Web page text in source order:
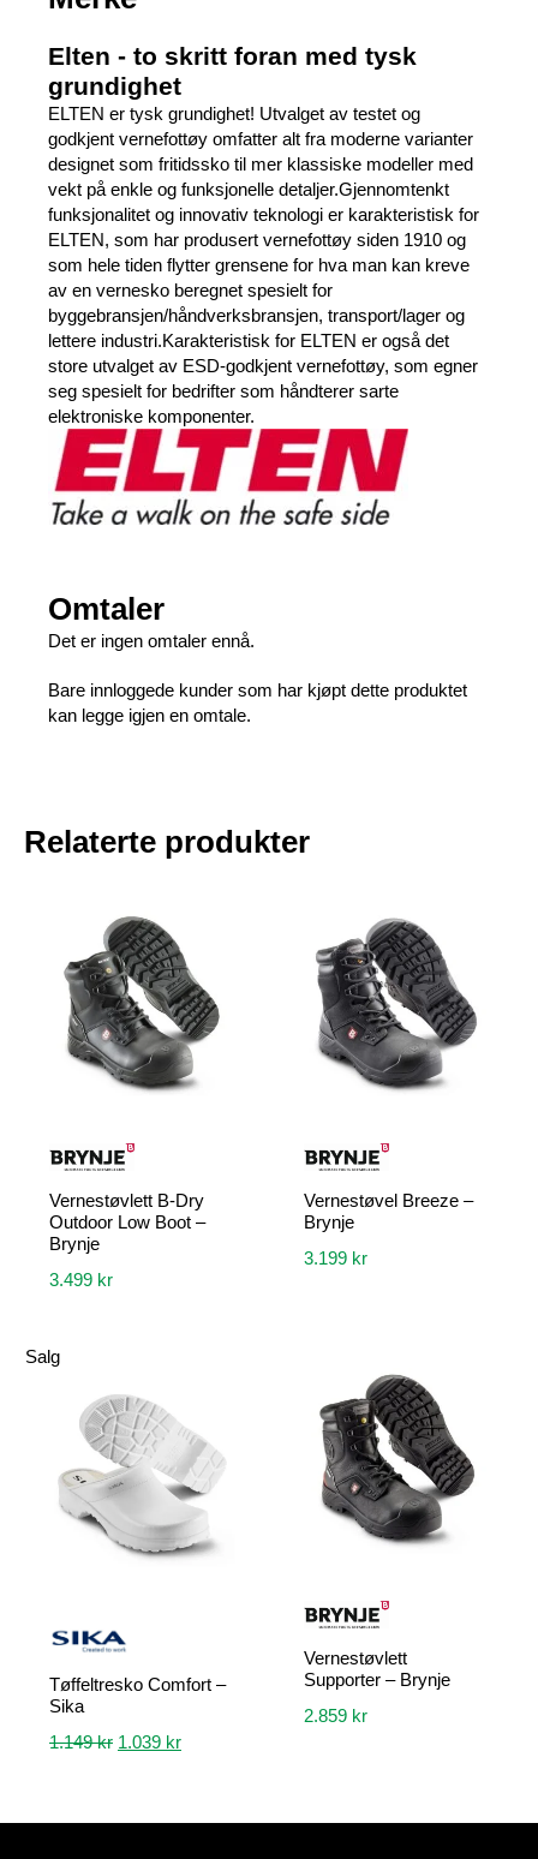
Elten - to skritt foran med tysk
grundighet
ELTEN er tysk grundighet! Utvalget av testet og
godkjent vernefottøy omfatter alt fra moderne varianter
designet som fritidssko til mer klassiske modeller med
vekt på enkle og funksjonelle detaljer.Gjennomtenkt
funksjonalitet og innovativ teknologi er karakteristisk for
ELTEN, som har produsert vernefottøy siden 1910 og
som hele tiden flytter grensene for hva man kan kreve
av en vernesko beregnet spesielt for
byggebransjen/håndverksbransjen, transport/lager og
lettere industri.Karakteristisk for ELTEN er også det
store utvalget av ESD-godkjent vernefottøy, som egner
seg spesielt for bedrifter som håndterer sarte
elektroniske komponenter.
Omtaler
Det er ingen omtaler ennå.
Bare innloggede kunder som har kjøpt dette produktet
kan legge igjen en omtale.
Relaterte produkter
Vernestøvlett B-Dry
Outdoor Low Boot –
Brynje
3.499 kr
produktet
varianter.
Alternativene
velges
Vernestøvel Breeze –
Brynje
3.199 kr
varianter.
Alternativene
velges
produktsiden
Salg
Tøffeltresko Comfort –
Sika
1.149kr Opprinnelig
1.149 kr.
1.039 krNåværende
1.039 kr.
produktet
Vernestøvlett
Supporter – Brynje
2.859 kr
har